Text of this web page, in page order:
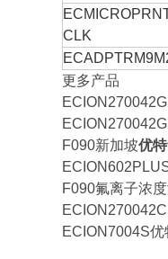
CLK
更多产品
F090新加坡优
F090氟离子浓
ECION7004S